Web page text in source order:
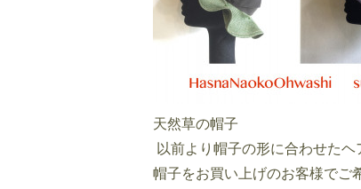
天然草の帽子
以前より帽子の形に合わせたヘ
帽子をお買い上げのお客様でご